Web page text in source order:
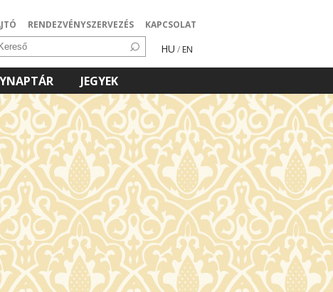
RENDEZVÉNYSZERVEZÉS KAPCSOLAT
HU / EN
JEGYEK